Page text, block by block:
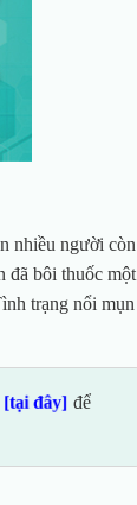
nhiều người còn
đã bôi thuốc một
trạng nổi mụn
[tại đây] để